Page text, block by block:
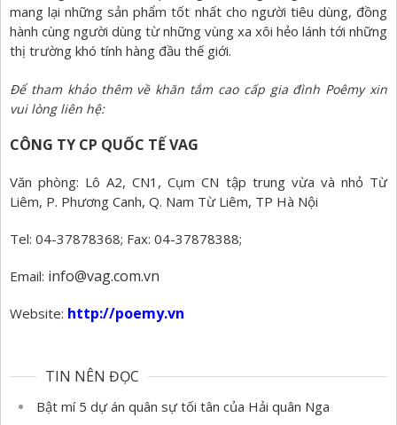
mang lại những sản phẩm tốt nhất cho người tiêu dùng, đồng
hành cùng người dùng từ những vùng xa xôi hẻo lánh tới những
thị trường khó tính hàng đầu thế giới.
Để tham khảo thêm về khăn tắm cao cấp gia đình Poêmy xin
vui lòng liên hệ:
CÔNG TY CP QUỐC TẾ VAG
Văn phòng: Lô A2, CN1, Cụm CN tập trung vừa và nhỏ Từ
Liêm, P. Phương Canh, Q. Nam Từ Liêm, TP Hà Nội
Tel: 04-37878368; Fax: 04-37878388;
Email: info@vag.com.vn
Website: http://poemy.vn
TIN NÊN ĐỌC
Bật mí 5 dự án quân sự tối tân của Hải quân Nga